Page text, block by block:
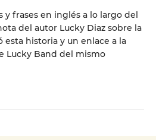
y frases en inglés a lo largo del
del autor Lucky Diaz sobre la
historia y un enlace a la
Lucky Band del mismo